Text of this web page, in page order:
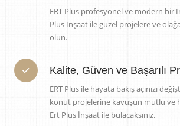
ERT Plus profesyonel ve modern bir
Plus İnşaat ile güzel projelere ve
olun.
Kalite, Güven ve Başarılı
ERT Plus ile hayata bakış açınızı
konut projelerine kavuşun mutlu ve
Ert Plus İnşaat ile bulacaksınız.